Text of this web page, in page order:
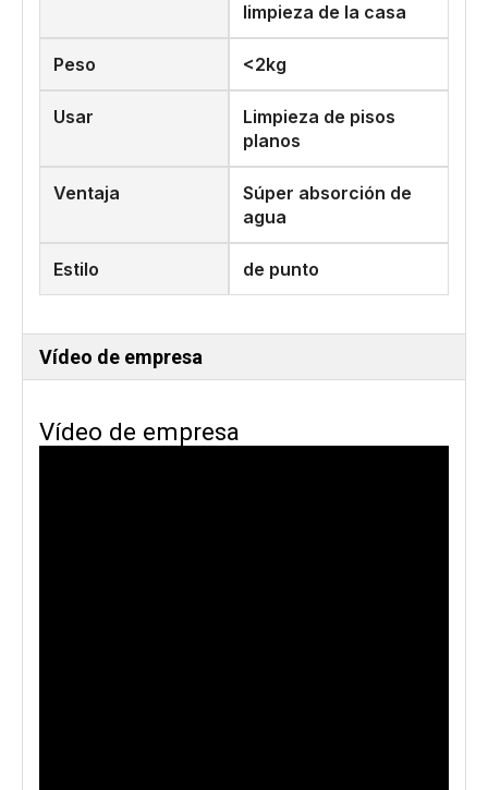
limpieza de la casa
Peso <2kg
Usar
Limpieza de pisos
planos
Ventaja
Súper absorción de
agua
Estilo de punto
Vídeo de empresa
Vídeo de empresa